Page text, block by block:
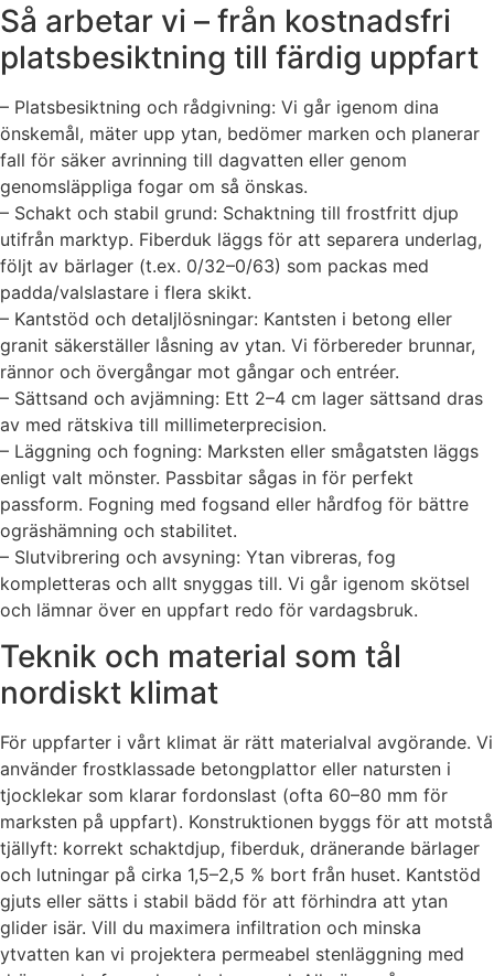
Så arbetar vi – från kostnadsfri
platsbesiktning till färdig uppfart
– Platsbesiktning och rådgivning: Vi går igenom dina
önskemål, mäter upp ytan, bedömer marken och planerar
fall för säker avrinning till dagvatten eller genom
genomsläppliga fogar om så önskas.
– Schakt och stabil grund: Schaktning till frostfritt djup
utifrån marktyp. Fiberduk läggs för att separera underlag,
följt av bärlager (t.ex. 0/32–0/63) som packas med
padda/valslastare i flera skikt.
– Kantstöd och detaljlösningar: Kantsten i betong eller
granit säkerställer låsning av ytan. Vi förbereder brunnar,
rännor och övergångar mot gångar och entréer.
– Sättsand och avjämning: Ett 2–4 cm lager sättsand dras
av med rätskiva till millimeterprecision.
– Läggning och fogning: Marksten eller smågatsten läggs
enligt valt mönster. Passbitar sågas in för perfekt
passform. Fogning med fogsand eller hårdfog för bättre
ogräshämning och stabilitet.
– Slutvibrering och avsyning: Ytan vibreras, fog
kompletteras och allt snyggas till. Vi går igenom skötsel
och lämnar över en uppfart redo för vardagsbruk.
Teknik och material som tål
nordiskt klimat
För uppfarter i vårt klimat är rätt materialval avgörande. Vi
använder frostklassade betongplattor eller natursten i
tjocklekar som klarar fordonslast (ofta 60–80 mm för
marksten på uppfart). Konstruktionen byggs för att motstå
tjällyft: korrekt schaktdjup, fiberduk, dränerande bärlager
och lutningar på cirka 1,5–2,5 % bort från huset. Kantstöd
gjuts eller sätts i stabil bädd för att förhindra att ytan
glider isär. Vill du maximera infiltration och minska
ytvatten kan vi projektera permeabel stenläggning med